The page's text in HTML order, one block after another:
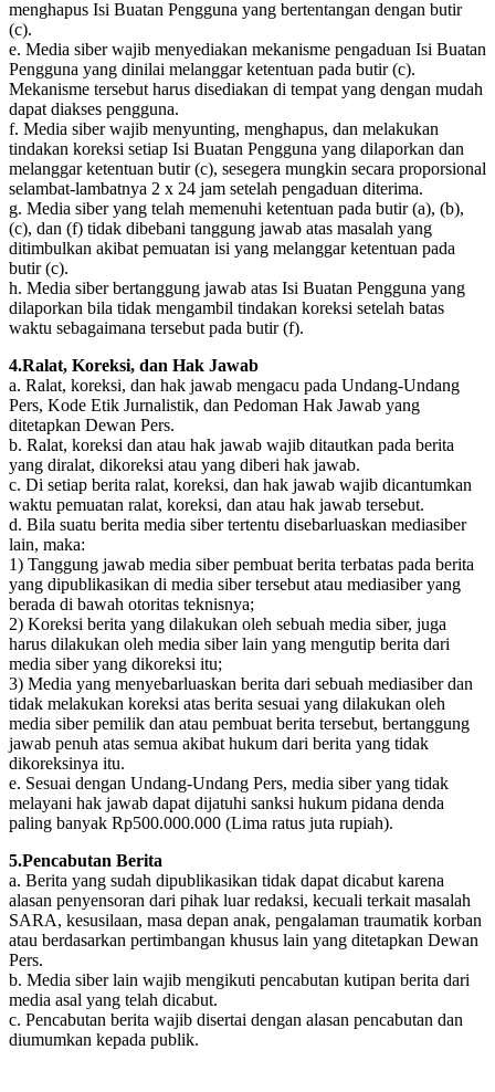
menghapus Isi Buatan Pengguna yang bertentangan dengan butir
(c).
e. Media siber wajib menyediakan mekanisme pengaduan Isi Buatan
Pengguna yang dinilai melanggar ketentuan pada butir (c).
Mekanisme tersebut harus disediakan di tempat yang dengan mudah
dapat diakses pengguna.
f. Media siber wajib menyunting, menghapus, dan melakukan
tindakan koreksi setiap Isi Buatan Pengguna yang dilaporkan dan
melanggar ketentuan butir (c), sesegera mungkin secara proporsional
selambat-lambatnya 2 x 24 jam setelah pengaduan diterima.
g. Media siber yang telah memenuhi ketentuan pada butir (a), (b),
(c), dan (f) tidak dibebani tanggung jawab atas masalah yang
ditimbulkan akibat pemuatan isi yang melanggar ketentuan pada
butir (c).
h. Media siber bertanggung jawab atas Isi Buatan Pengguna yang
dilaporkan bila tidak mengambil tindakan koreksi setelah batas
waktu sebagaimana tersebut pada butir (f).
4.Ralat, Koreksi, dan Hak Jawab
a. Ralat, koreksi, dan hak jawab mengacu pada Undang-Undang
Pers, Kode Etik Jurnalistik, dan Pedoman Hak Jawab yang
ditetapkan Dewan Pers.
b. Ralat, koreksi dan atau hak jawab wajib ditautkan pada berita
yang diralat, dikoreksi atau yang diberi hak jawab.
c. Di setiap berita ralat, koreksi, dan hak jawab wajib dicantumkan
waktu pemuatan ralat, koreksi, dan atau hak jawab tersebut.
d. Bila suatu berita media siber tertentu disebarluaskan mediasiber
lain, maka:
1) Tanggung jawab media siber pembuat berita terbatas pada berita
yang dipublikasikan di media siber tersebut atau mediasiber yang
berada di bawah otoritas teknisnya;
2) Koreksi berita yang dilakukan oleh sebuah media siber, juga
harus dilakukan oleh media siber lain yang mengutip berita dari
media siber yang dikoreksi itu;
3) Media yang menyebarluaskan berita dari sebuah mediasiber dan
tidak melakukan koreksi atas berita sesuai yang dilakukan oleh
media siber pemilik dan atau pembuat berita tersebut, bertanggung
jawab penuh atas semua akibat hukum dari berita yang tidak
dikoreksinya itu.
e. Sesuai dengan Undang-Undang Pers, media siber yang tidak
melayani hak jawab dapat dijatuhi sanksi hukum pidana denda
paling banyak Rp500.000.000 (Lima ratus juta rupiah).
5.Pencabutan Berita
a. Berita yang sudah dipublikasikan tidak dapat dicabut karena
alasan penyensoran dari pihak luar redaksi, kecuali terkait masalah
SARA, kesusilaan, masa depan anak, pengalaman traumatik korban
atau berdasarkan pertimbangan khusus lain yang ditetapkan Dewan
Pers.
b. Media siber lain wajib mengikuti pencabutan kutipan berita dari
media asal yang telah dicabut.
c. Pencabutan berita wajib disertai dengan alasan pencabutan dan
diumumkan kepada publik.